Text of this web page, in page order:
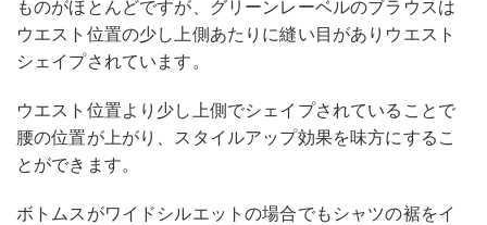
ものがほとんどですが、グリーンレーベルのブラウスは
ウエスト位置の少し上側あたりに縫い目がありウエスト
シェイプされています。
ウエスト位置より少し上側でシェイプされていることで
腰の位置が上がり、スタイルアップ効果を味方にするこ
とができます。
ボトムスがワイドシルエットの場合でもシャツの裾をイ